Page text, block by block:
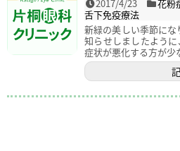
2017/4/23 花粉
舌下免疫療法
新緑の美しい季節に
知らせしましたよう
症状が悪化する方が少